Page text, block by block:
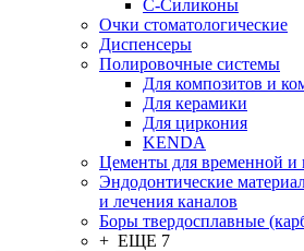
С-Силиконы
Очки стоматологические
Диспенсеры
Полировочные системы
Для композитов и
Для керамики
Для циркония
KENDA
Цементы для временной и
Эндодонтические
и лечения каналов
Боры твердосплавные
+ ЕЩЕ 7